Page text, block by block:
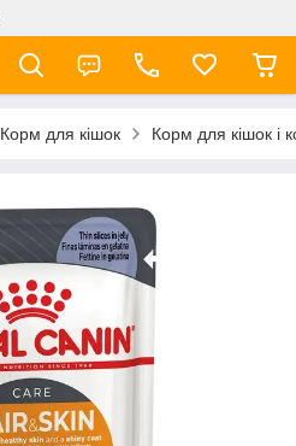
Корм для кішок Корм для кішок і